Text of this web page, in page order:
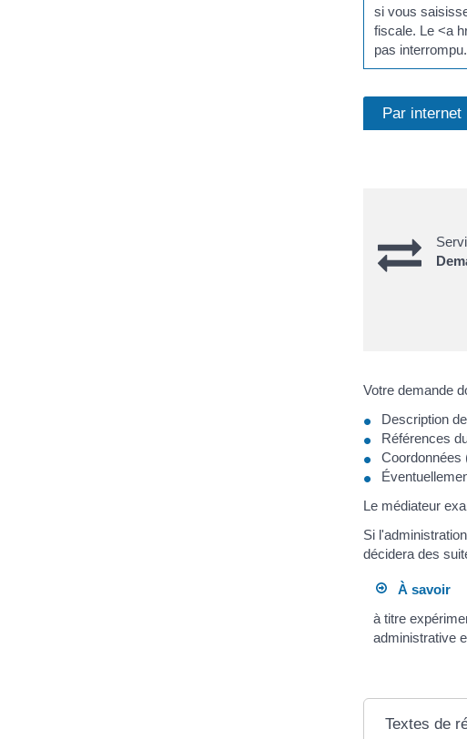
si vous
fiscale. Le <a
pas interrompu.
Par internet
Votre demande
Description
Références
Coordonnées
Le médiateur
Si
décidera des
À savoir
à titre
administrative
Textes de